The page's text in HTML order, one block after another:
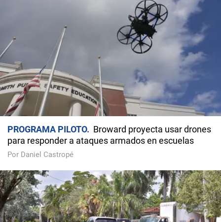
PROGRAMA PILOTO
Broward proyecta usar drones
para responder a ataques armados en escuelas
Por Daniel Castropé